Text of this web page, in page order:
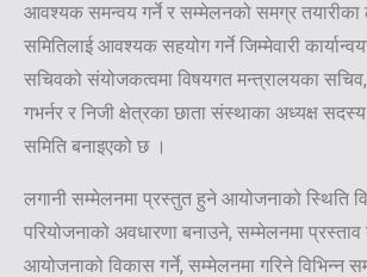
आवश्यक समन्वय गर्ने र सम्मेलनको समग्र तयारीका
समितिलाई आवश्यक सहयोग गर्ने जिम्मेवारी
सचिवको संयोजकत्वमा विषयगत मन्त्रालयका
गभर्नर र निजी क्षेत्रका छाता संस्थाका अध्यक्ष सदस्य
समिति बनाइएको छ ।
लगानी सम्मेलनमा प्रस्तुत हुने आयोजनाको स्थिति
परियोजनाको अवधारणा बनाउने, सम्मेलनमा प्रस्ताव
आयोजनाको विकास गर्ने, सम्मेलनमा गरिने विभिन्न